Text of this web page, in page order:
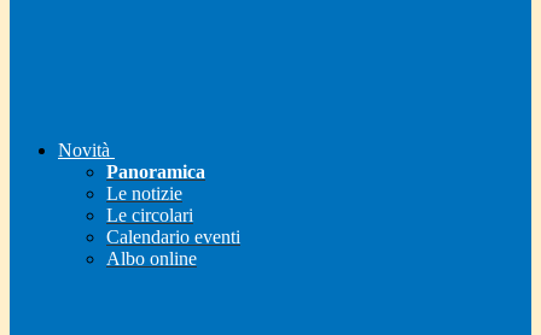
Novità
Panoramica
Le notizie
Le circolari
Calendario eventi
Albo online